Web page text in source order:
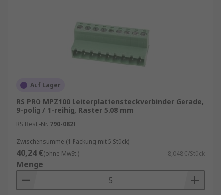
Leiterplattensteckverbindern ist es wichtig, die
Anforderungen Ihrer spezifischen Anwendung zu
berücksichtigen, um optimale Ergebnisse zu
erzielen. Mit der richtigen Auswahl und
Installation können Leiterplattensteckverbinder
die Effizienz und Zuverlässigkeit Ihrer
elektronischen Systeme erheblich steigern.
Merkmale von
Leiterplattensteckverbindern
Leiterplattensteckverbinder, auch als PCB-
Steckverbinder (Printed Circuit Board Connector)
Auf Lager
RS PRO MPZ100 Leiterplattensteckverbinder Gerade,
9-polig / 1-reihig, Raster 5.08 mm
RS Best.-Nr. 790-0821
Zwischensumme (1 Packung mit 5 Stück)
40,24 €(ohne MwSt.) 8,048 €/Stück
Menge